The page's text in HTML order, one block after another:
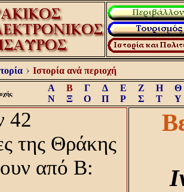
Ιστορία ανά περιοχή
Α Β Γ Δ Ε Ζ Η
Θ
Ν
Ξ Ο Π Ρ Σ Τ Υ
42
της Θράκης
από Β: